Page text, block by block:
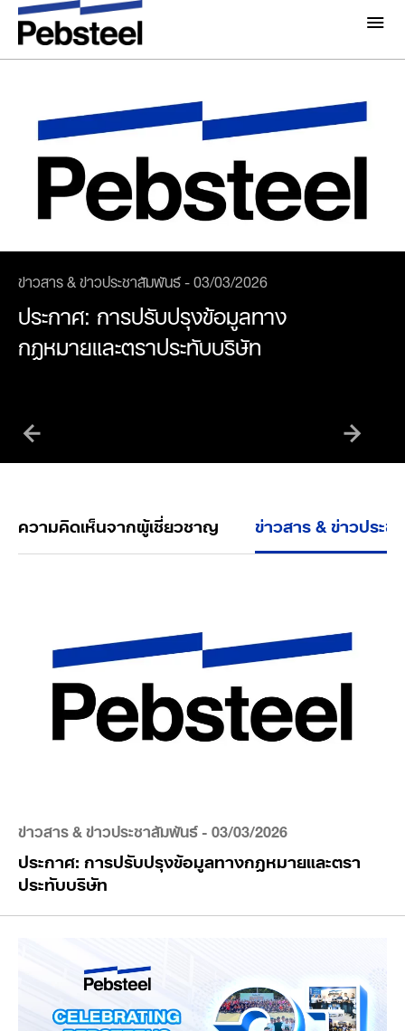
เกี่ยวกับเรา
ทำไมต้อง Pebsteel
โซลูชั่น
ภาพรวม
โครงการ
ข่าวสารและกิจกรรม
แกลเลอรี่
โบรชัวร์
ติดต่อเรา
ข่าวสารล่าสุด
ข่าวสาร & ข่าวประชาสัมพันธ์ - 03/03/2026
ประกาศ: การปรับปรุงข้อมูลทาง
กฎหมายและตราประทับบริษัท
ความคิดเห็นจากผู้เชี่ยวชาญ ข่าวสาร & ข่าวประ
ข่าวสาร & ข่าวประชาสัมพันธ์- 03/03/2026
ประกาศ: การปรับปรุงข้อมูลทางกฎหมายและตรา
ประทับบริษัท